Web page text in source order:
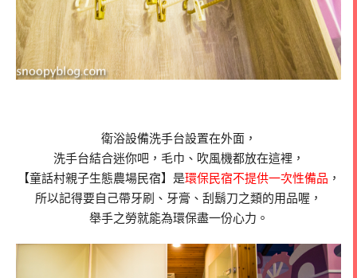
衛浴設備洗手台設置在外面，
洗手台結合迷你吧，毛巾、吹風機都放在這裡，
【童話村親子生態農場民宿】是環保民宿不提供一次性備品 ，
所以記得要自己帶牙刷、牙膏、刮鬍刀之類的用品喔，
舉手之勞就能為環保盡一份心力。